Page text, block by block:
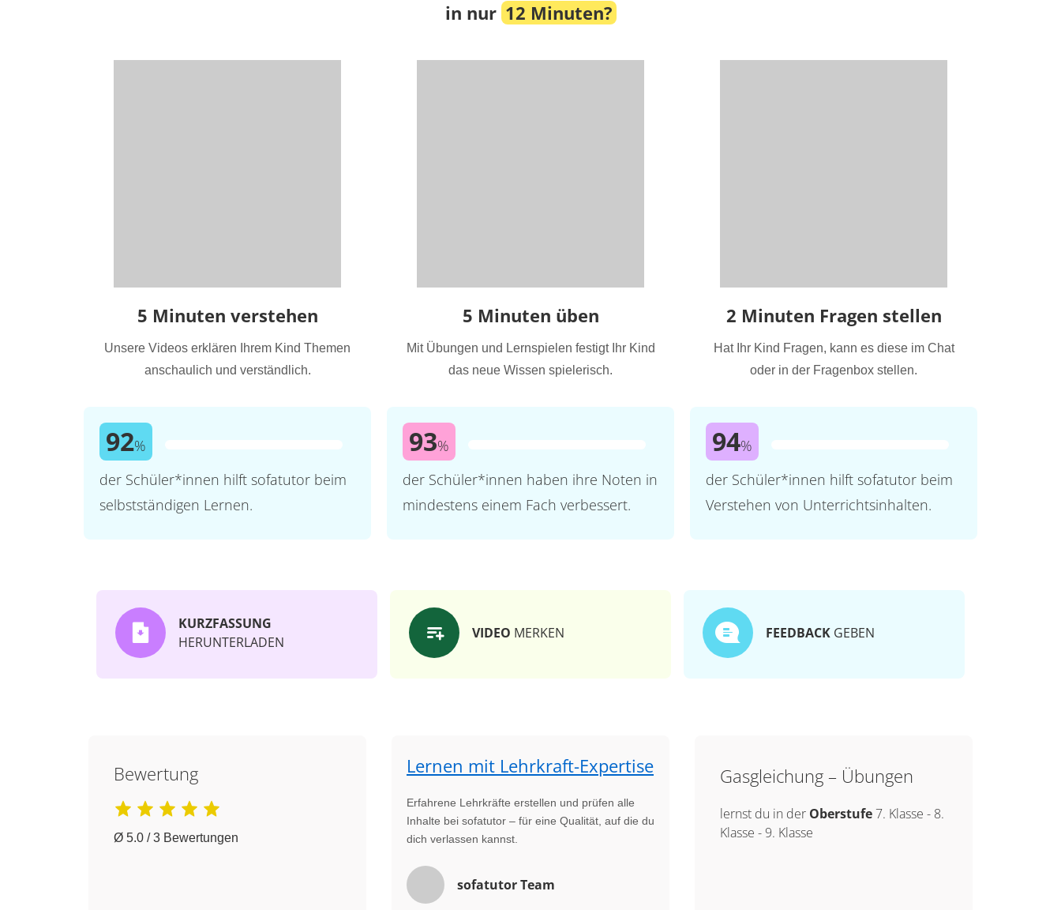
in nur 12 Minuten?
5 Minuten verstehen
Unsere Videos erklären Ihrem Kind Themen
anschaulich und verständlich.
92%
der Schüler*innen hilft sofatutor beim
selbstständigen Lernen.
5 Minuten üben
Mit Übungen und Lernspielen festigt Ihr Kind
das neue Wissen spielerisch.
93%
der Schüler*innen haben ihre Noten in
mindestens einem Fach verbessert.
2 Minuten Fragen stellen
Hat Ihr Kind Fragen, kann es diese im Chat
oder in der Fragenbox stellen.
94%
der Schüler*innen hilft sofatutor beim
Verstehen von Unterrichtsinhalten.
KURZFASSUNG
HERUNTERLADEN
VIDEO MERKEN FEEDBACK GEBEN
Bewertung
Ø 5.0 / 3 Bewertungen
Lernen mit Lehrkraft-Expertise
Erfahrene Lehrkräfte erstellen und prüfen alle
Inhalte bei sofatutor – für eine Qualität, auf die du
dich verlassen kannst.
sofatutor Team
Gasgleichung – Übungen
lernst du in der Oberstufe7. Klasse - 8.
Klasse -9. Klasse